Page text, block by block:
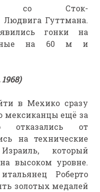
со Сток-
Гуттмана.
гонки на
на 60 м и
в Мехико сразу
мексиканцы ещё за
от
на технические
который
высоком уровне.
Роберто
золотых медалей